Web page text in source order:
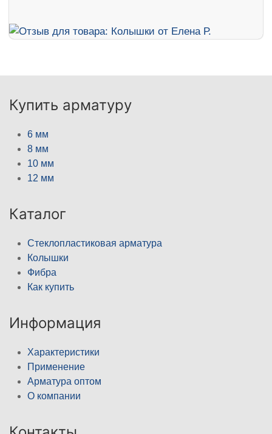
Купить арматуру
6 мм
8 мм
10 мм
12 мм
Каталог
Стеклопластиковая арматура
Колышки
Фибра
Как купить
Информация
Характеристики
Применение
Арматура оптом
О компании